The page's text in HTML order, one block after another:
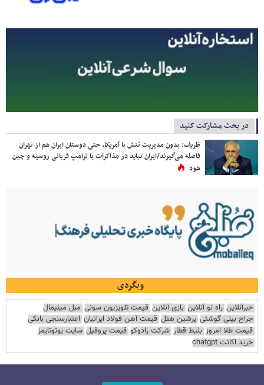
در بحث مشارکت کنید
ظریف: بدون مدیریت تنش با آمریکا، حتی دوستان ایران هم از تهران
فاصله می‌گیرند/ایران نباید در مذاکرات با ترامپ قربانی روسیه و چین
شود
وبگردی
خبرآنلاین راه نو آنلاین بازی آنلاین قیمت تلویزیون سونی مبل مینیمال
جراح بینی گوشتی پرشین هتل قیمت آهن فولاد ایرانیان اعتبارسنجی بانکی
قیمت طلا امروز بلیط قطار شرکت رادوکو قیمت پروفیل سایت یوتوتایمز
خرید اکانت chatgpt